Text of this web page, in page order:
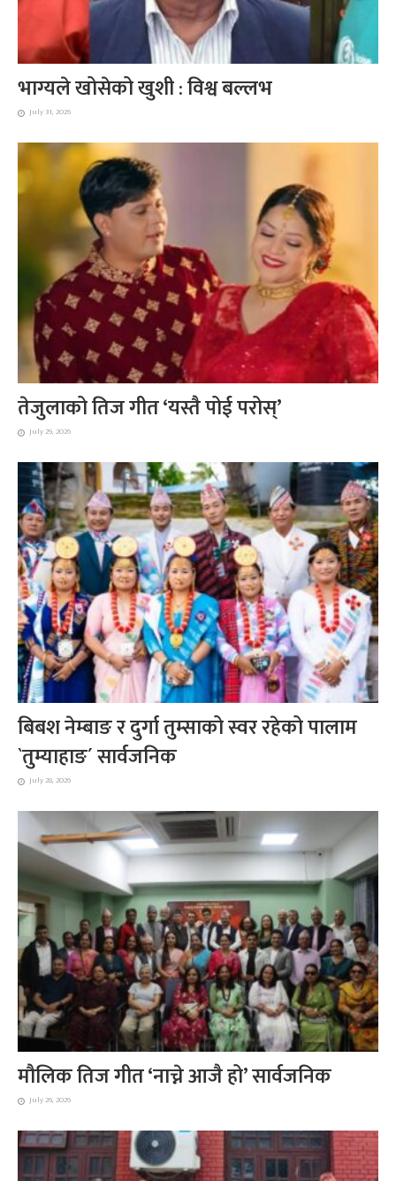
भाग्यले खोसेको खुशी : विश्व बल्लभ
July 31, 2026
तेजुलाको तिज गीत ‘यस्तै पोई परोस्’
July 29, 2026
बिबश नेम्बाङ र दुर्गा तुम्साको स्वर रहेको पालाम
`तुम्याहाङ´ सार्वजनिक
July 28, 2026
मौलिक तिज गीत ‘नाच्ने आजै हो’ सार्वजनिक
July 26, 2026